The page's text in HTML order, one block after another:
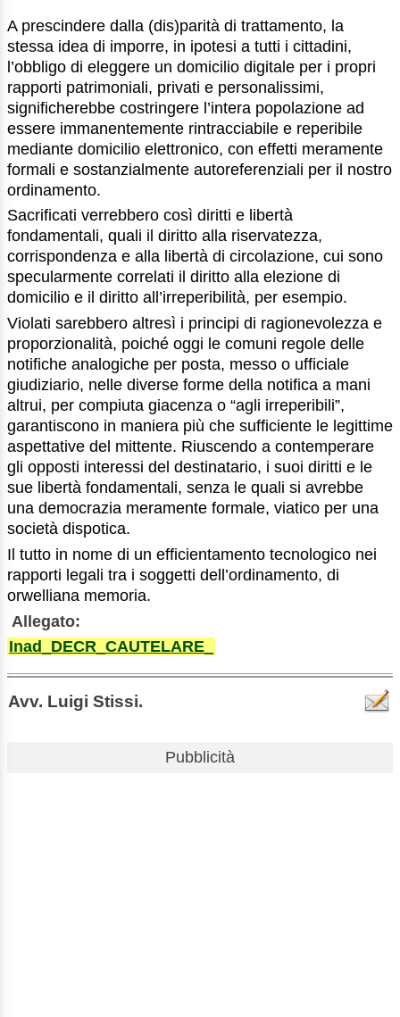
A prescindere dalla (dis)parità di trattamento, la
stessa idea di imporre, in ipotesi a tutti i cittadini,
l’obbligo di eleggere un domicilio digitale per i propri
rapporti patrimoniali, privati e personalissimi,
significherebbe costringere l’intera popolazione ad
essere immanentemente rintracciabile e reperibile
mediante domicilio elettronico, con effetti meramente
formali e sostanzialmente autoreferenziali per il nostro
ordinamento.
Sacrificati verrebbero così diritti e libertà
fondamentali, quali il diritto alla riservatezza,
corrispondenza e alla libertà di circolazione, cui sono
specularmente correlati il diritto alla elezione di
domicilio e il diritto all’irreperibilità, per esempio.
Violati sarebbero altresì i principi di ragionevolezza e
proporzionalità, poiché oggi le comuni regole delle
notifiche analogiche per posta, messo o ufficiale
giudiziario, nelle diverse forme della notifica a mani
altrui, per compiuta giacenza o “agli irreperibili”,
garantiscono in maniera più che sufficiente le legittime
aspettative del mittente. Riuscendo a contemperare
gli opposti interessi del destinatario, i suoi diritti e le
sue libertà fondamentali, senza le quali si avrebbe
una democrazia meramente formale, viatico per una
società dispotica.
Il tutto in nome di un efficientamento tecnologico nei
rapporti legali tra i soggetti dell’ordinamento, di
orwelliana memoria.
Allegato:
Inad_DECR_CAUTELARE_
Avv. Luigi Stissi.
Pubblicità